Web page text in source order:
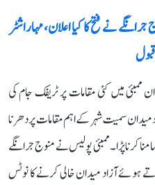
نے فتح کا کیا اعلان، مہاراشٹر
میں کئی مقامات پر ٹریفک جام کی
سمیت شہر کے اہم مقامات پر دھرنا
کرنا پڑا۔ ممبئی پولیس نے منوج جرانگے
ہوئے آزاد میدان خالی کرنے کا نوٹس